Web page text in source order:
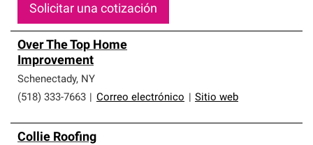
Solicitar una cotización
Over The Top Home
Improvement
Schenectady, NY
(518) 333-7663
Correo electrónico Sitio web
Collie Roofing